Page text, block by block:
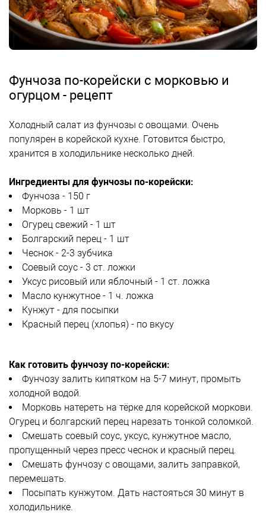
Фунчоза по-корейски с морковью и
огурцом - рецепт
Холодный салат из фунчозы с овощами. Очень
популярен в корейской кухне. Готовится быстро,
хранится в холодильнике несколько дней.
Ингредиенты для фунчозы по-корейски:
Фунчоза - 150 г
Морковь - 1 шт
Огурец свежий - 1 шт
Болгарский перец - 1 шт
Чеснок - 2-3 зубчика
Соевый соус - 3 ст. ложки
Уксус рисовый или яблочный - 1 ст. ложка
Масло кунжутное - 1 ч. ложка
Кунжут - для посыпки
Красный перец (хлопья) - по вкусу
Как готовить фунчозу по-корейски:
Фунчозу залить кипятком на 5-7 минут, промыть
холодной водой.
Морковь натереть на тёрке для корейской моркови.
Огурец и болгарский перец нарезать тонкой соломкой.
Смешать соевый соус, уксус, кунжутное масло,
пропущенный через пресс чеснок и красный перец.
Смешать фунчозу с овощами, залить заправкой,
перемешать.
Посыпать кунжутом. Дать настояться 30 минут в
холодильнике.